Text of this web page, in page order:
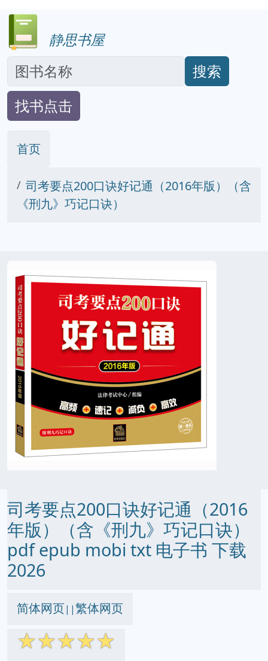
静思书屋
搜索
找书点击
首页
司考要点200口诀好记通（2016年版）（含
《刑九》巧记口诀）
司考要点200口诀好记通（2016
年版）（含《刑九》巧记口诀）
pdf epub mobi txt 电子书 下载
2026
简体网页||繁体网页
☆☆☆☆☆